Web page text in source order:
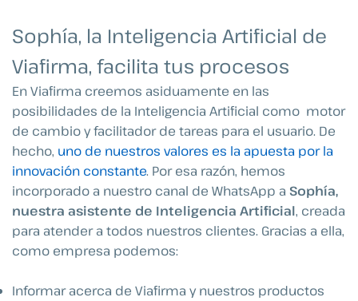
Sophía, la Inteligencia Artificial de
Viafirma, facilita tus procesos
En Viafirma creemos asiduamente en las
posibilidades de la Inteligencia Artificial como motor
de cambio y facilitador de tareas para el usuario. De
hecho, uno de nuestros valores es la apuesta por la
innovación constante. Por esa razón, hemos
incorporado a nuestro canal de WhatsApp a Sophía,
nuestra asistente de Inteligencia Artificial, creada
para atender a todos nuestros clientes. Gracias a ella,
como empresa podemos:
Informar acerca de Viafirma y nuestros productos